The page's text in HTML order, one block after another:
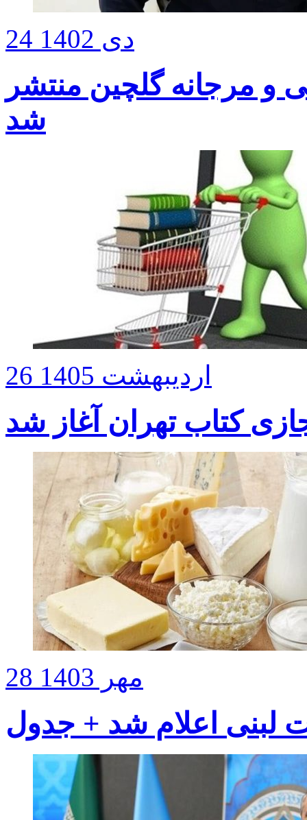
24 دی 1402
و مرجانه گلچین منتشر
شد
26 اردیبهشت 1405
کتاب تهران آغاز شد
28 مهر 1403
لبنی اعلام شد + جدول